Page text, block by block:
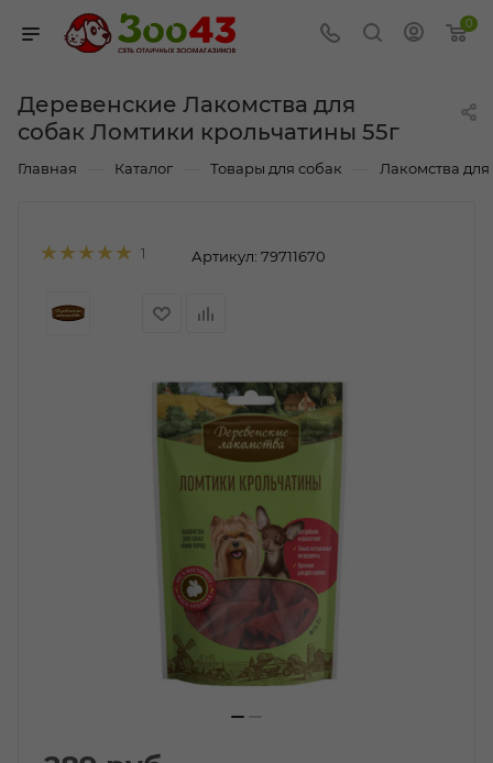
0
Деревенские Лакомства для
собак Ломтики крольчатины 55г
Главная Каталог Товары для собак Лакомства для
1 Артикул: 79711670